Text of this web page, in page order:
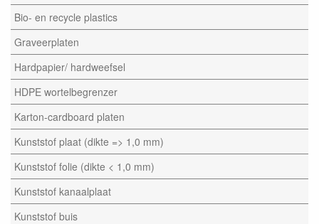
Bio- en recycle plastics
Graveerplaten
Hardpapier/ hardweefsel
HDPE wortelbegrenzer
Karton-cardboard platen
Kunststof plaat (dikte => 1,0 mm)
Kunststof folie (dikte < 1,0 mm)
Kunststof kanaalplaat
Kunststof buis